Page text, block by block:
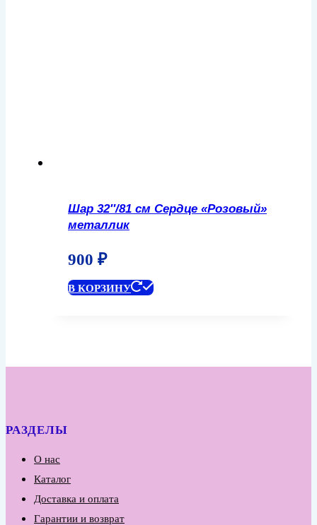
Шар 32″/81 см Сердце «Розовый»
металлик
900 ₽
В КОРЗИНУ
РАЗДЕЛЫ
О нас
Каталог
Доставка и оплата
Гарантии и возврат